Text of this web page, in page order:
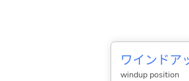
ワインドア
windup position